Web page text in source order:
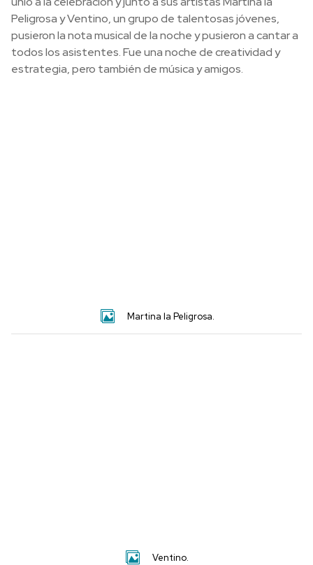
Peligrosa y Ventino, un grupo de talentosas jóvenes,
pusieron la nota musical de la noche y pusieron a cantar a
todos los asistentes. Fue una noche de creatividad y
estrategia, pero también de música y amigos.
Martina la Peligrosa.
Ventino.